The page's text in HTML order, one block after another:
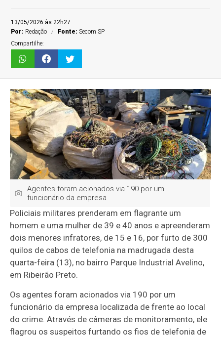
13/05/2026 às 22h27
Por: Redação Fonte:Secom SP
Compartilhe:
Agentes foram acionados via 190 por um
funcionário da empresa
Policiais militares prenderam em flagrante um
homem e uma mulher de 39 e 40 anos e apreenderam
dois menores infratores, de 15 e 16, por furto de 300
quilos de cabos de telefonia na madrugada desta
quarta-feira (13), no bairro Parque Industrial Avelino,
em Ribeirão Preto.
Os agentes foram acionados via 190 por um
funcionário da empresa localizada de frente ao local
do crime. Através de câmeras de monitoramento, ele
flagrou os suspeitos furtando os fios de telefonia de